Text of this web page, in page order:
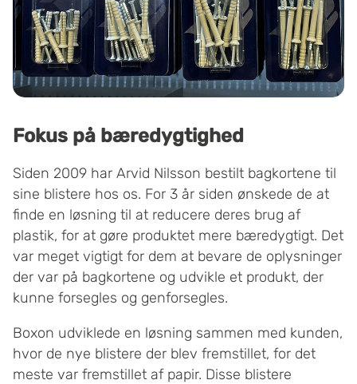
Fokus på bæredygtighed
Siden 2009 har Arvid Nilsson bestilt bagkortene til
sine blistere hos os. For 3 år siden ønskede de at
finde en løsning til at reducere deres brug af
plastik, for at gøre produktet mere bæredygtigt. Det
var meget vigtigt for dem at bevare de oplysninger
der var på bagkortene og udvikle et produkt, der
kunne forsegles og genforsegles.
Boxon udviklede en løsning sammen med kunden,
hvor de nye blistere der blev fremstillet, for det
meste var fremstillet af papir. Disse blistere